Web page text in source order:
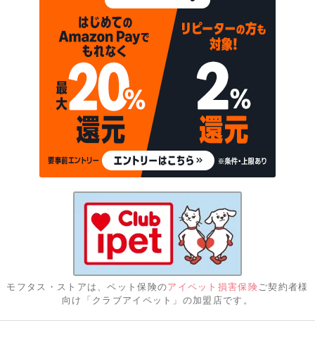
モフタス・ストアは、ペット保険のアイペット損害保険ご契約者様
向け「クラブアイペット」の加盟店です。